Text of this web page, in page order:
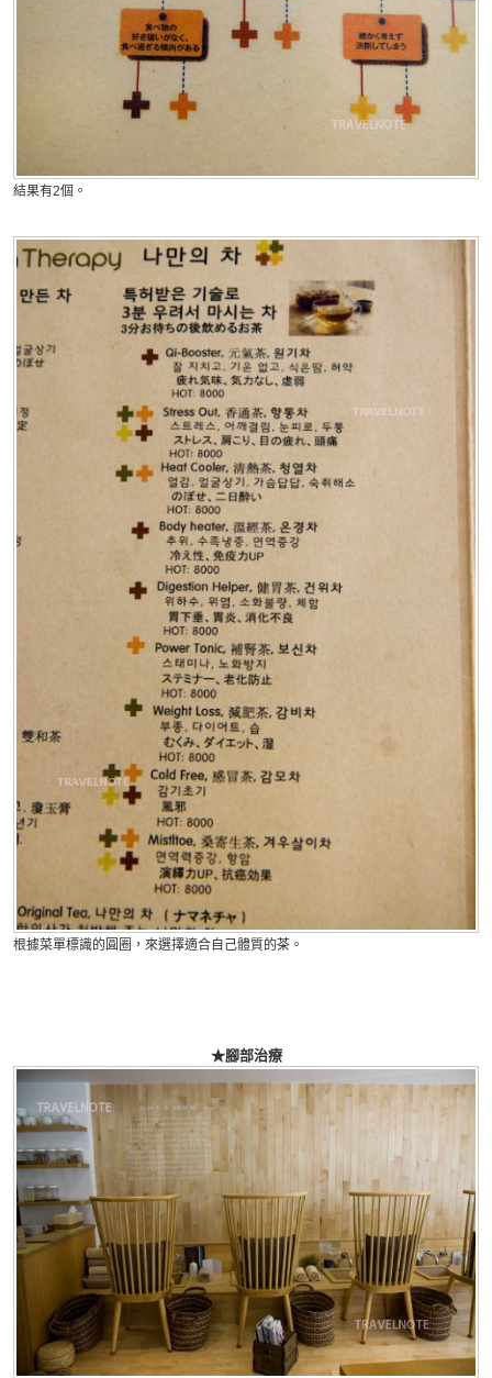
結果有2個。
根據菜單標識的圓圈，來選擇適合自己體質的茶。
★腳部治療